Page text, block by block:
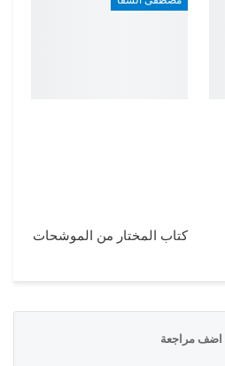
كتاب المختار من الموشحات
اضف مراجعة